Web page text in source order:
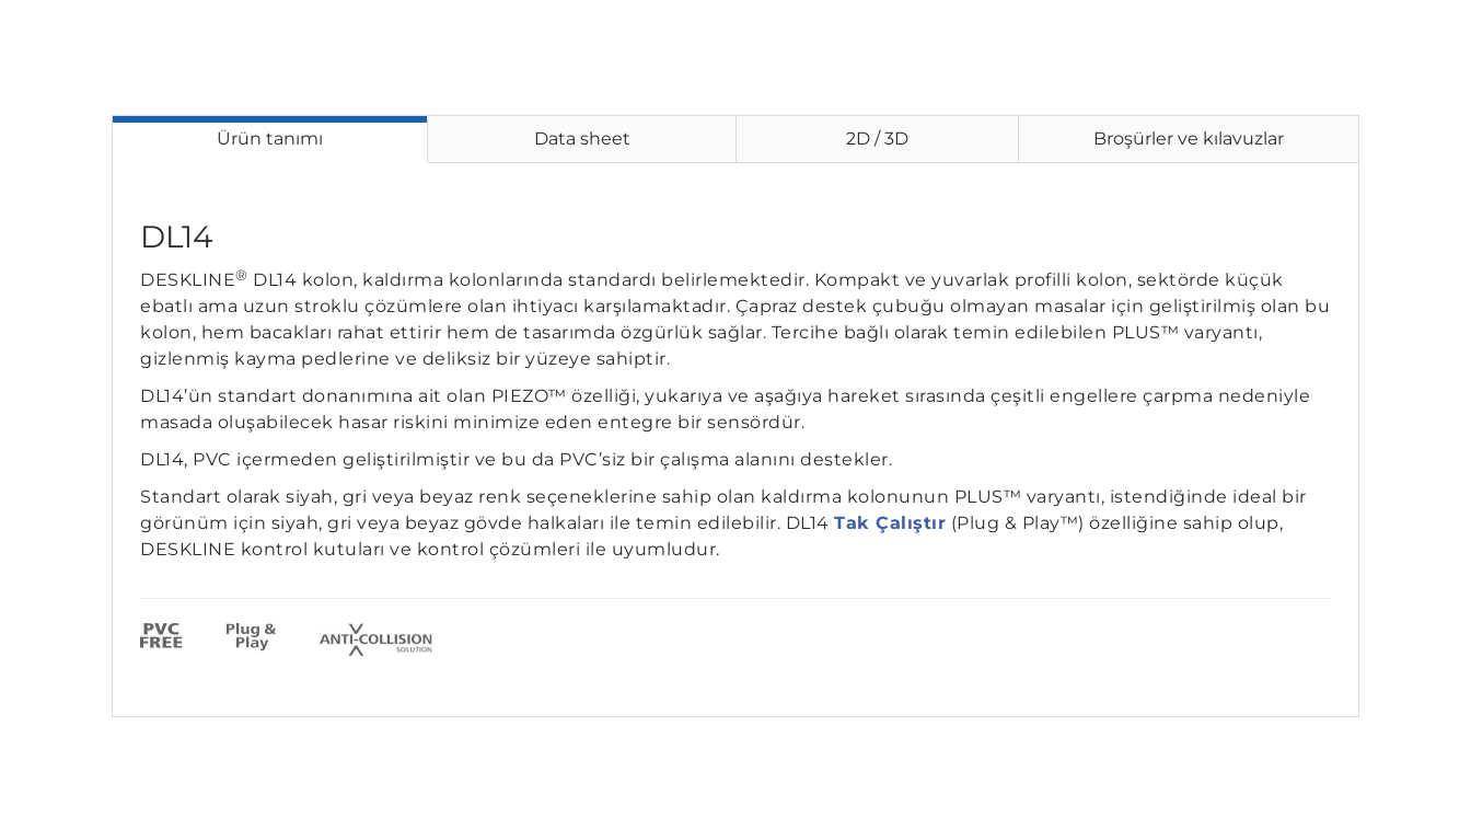
Ürün tanımı Data sheet 2D / 3D Broşürler ve kılavuzlar
DL14
DESKLINE® DL14 kolon, kaldırma kolonlarında standardı belirlemektedir. Kompakt ve yuvarlak profilli kolon, sektörde küçük
ebatlı ama uzun stroklu çözümlere olan ihtiyacı karşılamaktadır. Çapraz destek çubuğu olmayan masalar için geliştirilmiş olan bu
kolon, hem bacakları rahat ettirir hem de tasarımda özgürlük sağlar. Tercihe bağlı olarak temin edilebilen PLUS™ varyantı,
gizlenmiş kayma pedlerine ve deliksiz bir yüzeye sahiptir.
DL14’ün standart donanımına ait olan PIEZO™ özelliği, yukarıya ve aşağıya hareket sırasında çeşitli engellere çarpma nedeniyle
masada oluşabilecek hasar riskini minimize eden entegre bir sensördür.
DL14, PVC içermeden geliştirilmiştir ve bu da PVC’siz bir çalışma alanını destekler.
Standart olarak siyah, gri veya beyaz renk seçeneklerine sahip olan kaldırma kolonunun PLUS™ varyantı, istendiğinde ideal bir
görünüm için siyah, gri veya beyaz gövde halkaları ile temin edilebilir. DL14 Tak Çalıştır (Plug & Play™) özelliğine sahip olup,
DESKLINE kontrol kutuları ve kontrol çözümleri ile uyumludur.